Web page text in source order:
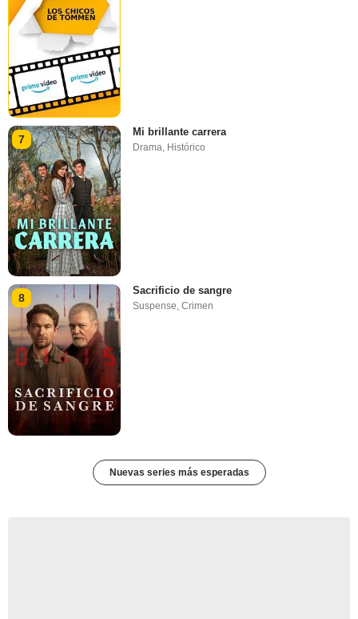
7
Mi brillante carrera
Drama, Histórico
8
Sacrificio de sangre
Suspense,Crimen
Nuevas series más esperadas